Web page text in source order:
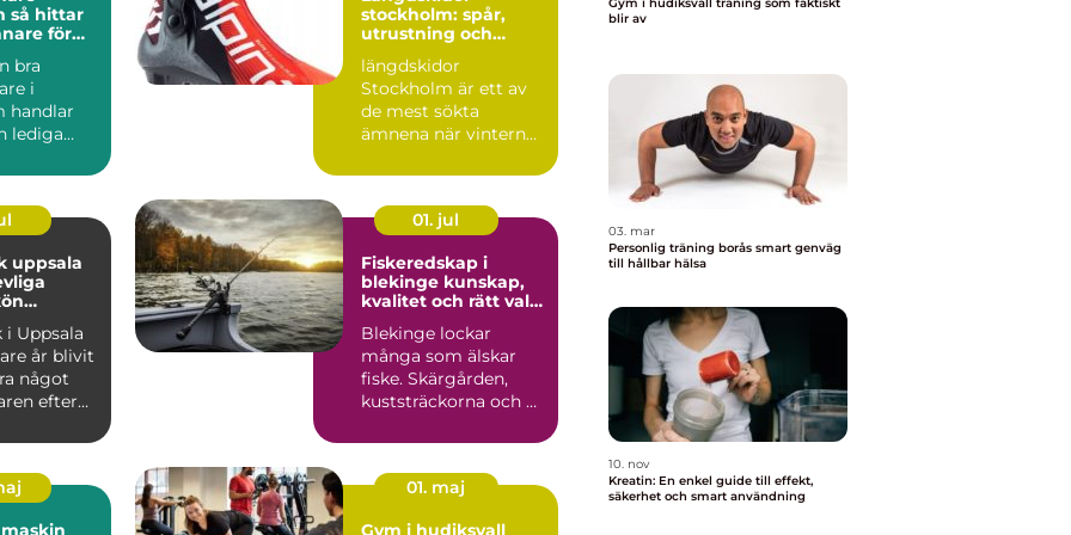
för
bra
i
handlar
lediga
stockholm: spår,
utrustning och
vintern
längdskidor
Stockholm är ett av
de mest sökta
ämnena när vintern
efter snö och ...
uppsala
Uppsala
år blivit
något
efter
01. jul
Fiskeredskap i
blekinge kunskap,
kvalitet och rätt val
Blekinge lockar
många som älskar
fiske. Skärgården,
kuststräckorna och de
stora mö...
01. maj
Gym i hudiksvall
blir av
03. mar
Personlig träning borås smart genväg
till hållbar hälsa
10. nov
Kreatin: En enkel guide till effekt,
säkerhet och smart användning